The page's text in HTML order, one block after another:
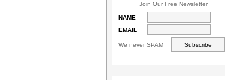
Join Our Free Newsletter
NAME
EMAIL
We never SPAM